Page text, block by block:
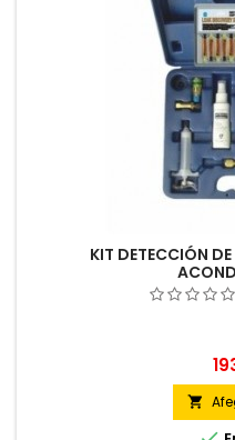
KIT DETECCIÓN
